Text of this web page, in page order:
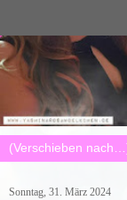
Sonntag, 31. März 2024